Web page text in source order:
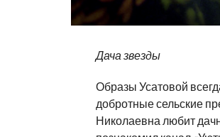
Дача звезды
Образы Усатовой
добротные сельские
Николаевна любит